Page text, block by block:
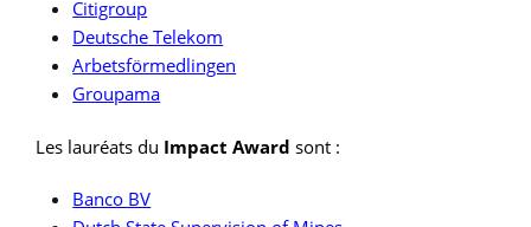
Citigroup
Deutsche Telekom
Arbetsförmedlingen
Groupama
Les lauréats du Impact Award sont :
Banco BV